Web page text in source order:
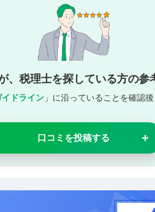
、税理士を探している方の参
イドライン 」に沿っていることを確認
口コミを投稿する